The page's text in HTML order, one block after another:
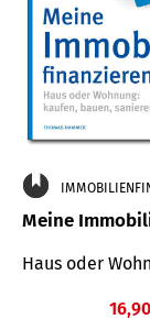
Meine
Haus oder